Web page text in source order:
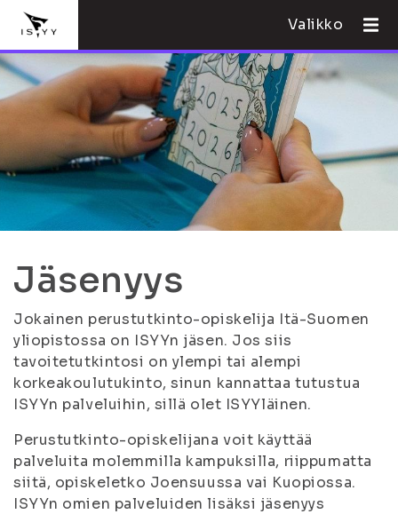
Valikko
Jäsenyys
Jokainen perustutkinto-opiskelija Itä-Suomen
yliopistossa on ISYYn jäsen. Jos siis
tavoitetutkintosi on ylempi tai alempi
korkeakoulutukinto, sinun kannattaa tutustua
ISYYn palveluihin, sillä olet ISYYläinen.
Perustutkinto-opiskelijana voit käyttää
palveluita molemmilla kampuksilla, riippumatta
siitä, opiskeletko Joensuussa vai Kuopiossa.
ISYYn omien palveluiden lisäksi jäsenyys